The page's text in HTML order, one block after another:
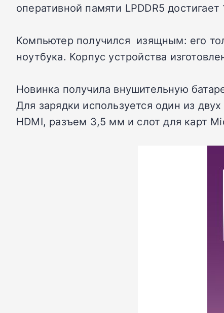
оперативной памяти LPDDR5 достигает
Компьютер получился изящным: его
ноутбука. Корпус устройства
Новинка получила внушительную
Для зарядки используется один из
HDMI, разъем 3,5 мм и слот для карт